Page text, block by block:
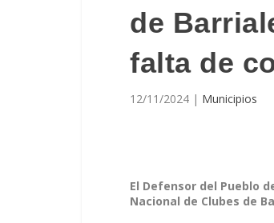
de
falta de
12/11/2024 | Municipios
El Defensor del Pueblo
Nacional de Clubes de